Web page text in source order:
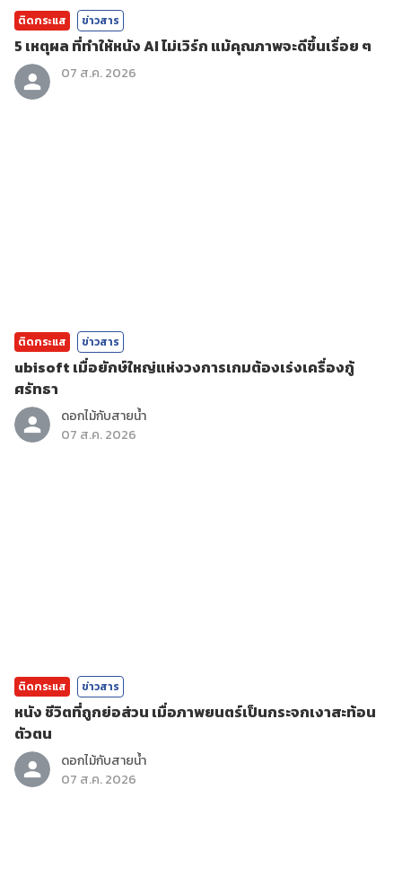
ติดกระแส ข่าวสาร
5 เหตุผล ที่ทำให้หนัง AI ไม่เวิร์ก แม้คุณภาพจะดีขึ้นเรื่อย ๆ
07 ส.ค. 2026
ติดกระแส ข่าวสาร
ubisoft เมื่อยักษ์ใหญ่แห่งวงการเกมต้องเร่งเครื่องกู้
ศรัทธา
ดอกไม้กับสายน้ำ
07 ส.ค. 2026
ติดกระแส ข่าวสาร
หนัง ชีวิตที่ถูกย่อส่วน เมื่อภาพยนตร์เป็นกระจกเงาสะท้อน
ตัวตน
ดอกไม้กับสายน้ำ
07 ส.ค. 2026